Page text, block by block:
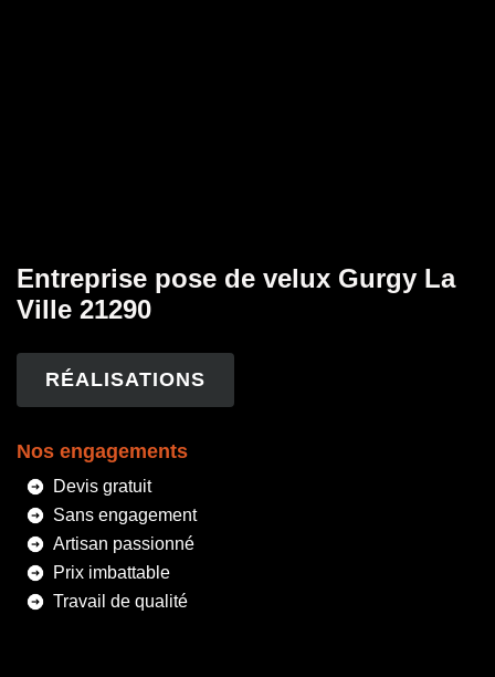
Entreprise pose de velux Gurgy La
Ville 21290
RÉALISATIONS
Nos engagements
Devis gratuit
Sans engagement
Artisan passionné
Prix imbattable
Travail de qualité